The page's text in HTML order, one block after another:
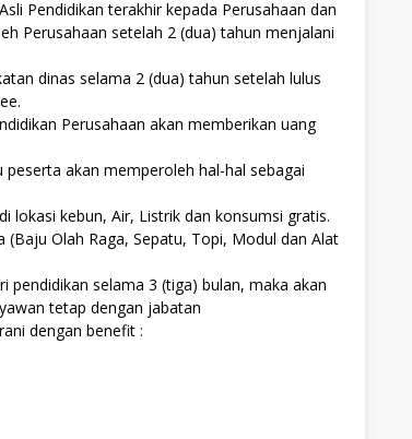
Pendidikan terakhir kepada Perusahaan dan
Perusahaan setelah 2 (dua) tahun menjalani
dinas selama 2 (dua) tahun setelah lulus
Perusahaan akan memberikan uang
peserta akan memperoleh hal-hal sebagai
lokasi kebun, Air, Listrik dan konsumsi gratis.
(Baju Olah Raga, Sepatu, Topi, Modul dan Alat
pendidikan selama 3 (tiga) bulan, maka akan
tetap dengan jabatan
dengan benefit :